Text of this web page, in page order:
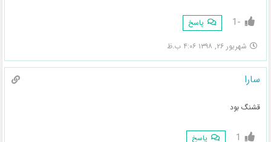
-1 پاسخ
شهریور ۲۶, ۱۳۹۸ ۴:۰۶ ب.ظ
سارا
قشنگ بود
1 پاسخ